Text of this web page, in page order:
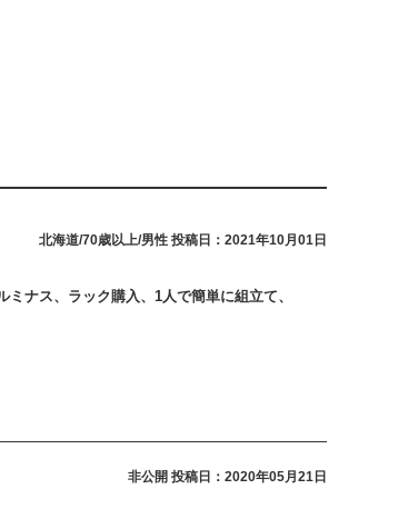
北海道/70歳以上/男性 投稿日：2021年10月01日
ナス、ラック購入、1人で簡単に組立て、
非公開 投稿日：2020年05月21日